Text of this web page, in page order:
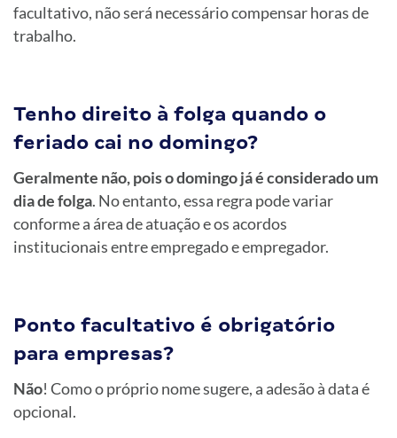
facultativo, não será necessário compensar horas de
trabalho.
Tenho direito à folga quando o
feriado cai no domingo?
Geralmente não, pois o domingo já é considerado um
dia de folga. No entanto, essa regra pode variar
conforme a área de atuação e os acordos
institucionais entre empregado e empregador.
Ponto facultativo é obrigatório
para empresas?
Não! Como o próprio nome sugere, a adesão à data é
opcional.